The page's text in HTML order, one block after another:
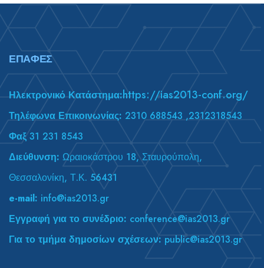
ΕΠΑΦΈΣ
Ηλεκτρονικό Κατάστημα:https://ias2013-conf.org/
Τηλέφωνα Επικοινωνίας: 2310 688543 ,2312318543
Φαξ31 231 8543
Διεύθυνση: Ωραιοκάστρου 18, Σταυρούπολη,
Θεσσαλονίκη, Τ.Κ. 56431
e-mail: info@ias2013.gr
Εγγραφή για το συνέδριο: conference@ias2013.gr
Για το τμήμα δημοσίων σχέσεων:public@ias2013.gr